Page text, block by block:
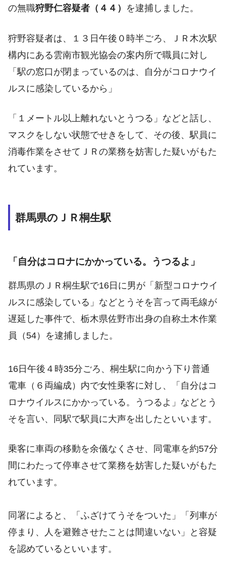
の無職狩野仁容疑者（４４） を逮捕しました。
狩野容疑者は、１３日午後０時半ごろ、ＪＲ木次駅
構内にある雲南市観光協会の案内所で職員に対し
「駅の窓口が閉まっているのは、自分がコロナウイ
ルスに感染しているから」
「１メートル以上離れないとうつる」などと話し、
マスクをしない状態でせきをして、その後、駅員に
消毒作業をさせてＪＲの業務を妨害した疑いがもた
れています。
群馬県のＪＲ桐生駅
「自分はコロナにかかっている。うつるよ」
群馬県のＪＲ桐生駅で16日に男が「新型コロナウイ
ルスに感染している」などとうそを言って両毛線が
遅延した事件で、栃木県佐野市出身の自称土木作業
員（54）を逮捕しました。
16日午後４時35分ごろ、桐生駅に向かう下り普通
電車（６両編成）内で女性乗客に対し、「自分はコ
ロナウイルスにかかっている。うつるよ」などとう
そを言い、同駅で駅員に大声を出したといいます。
乗客に車両の移動を余儀なくさせ、同電車を約57分
間にわたって停車させて業務を妨害した疑いがもた
れています。
同署によると、「ふざけてうそをついた」「列車が
停まり、人を避難させたことは間違いない」と容疑
を認めているといいます。